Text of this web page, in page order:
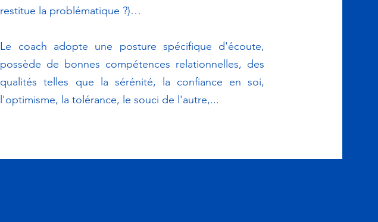
restitue la problématique ?)…
Le coach adopte une posture spécifique d'écoute,
possède de bonnes compétences relationnelles, des
qualités telles que la sérénité, la confiance en soi,
l'optimisme, la tolérance, le souci de l'autre,...